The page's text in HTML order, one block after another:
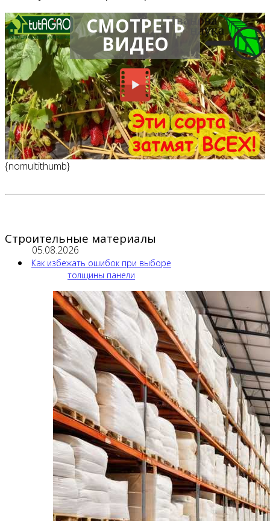
СМОТРЕТЬ
ВИДЕО
{nomultithumb}
Строительные материалы
05.08.2026
Как избежать ошибок при выборе
толщины панели